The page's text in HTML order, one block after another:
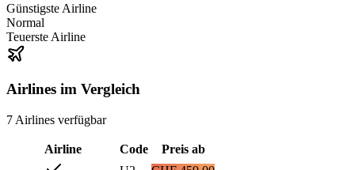
Günstigste Airline
Normal
Teuerste Airline
Airlines im Vergleich
7 Airlines verfügbar
Airline Code
Preis ab